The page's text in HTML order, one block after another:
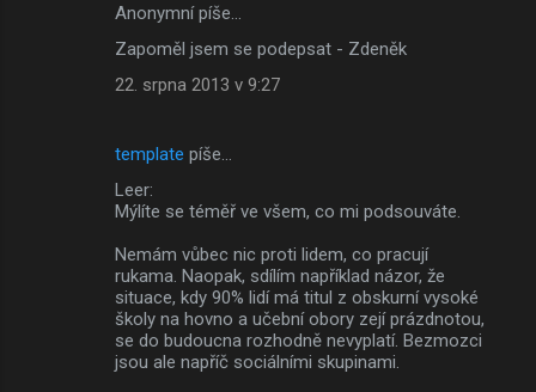
Anonymní píše…
Zapoměl jsem se podepsat - Zdeněk
22. srpna 2013 v 9:27
template píše…
Leer:
Mýlíte se téměř ve všem, co mi podsouváte.
Nemám vůbec nic proti lidem, co pracují
rukama. Naopak, sdílím například názor, že
situace, kdy 90% lidí má titul z obskurní vysoké
školy na hovno a učební obory zejí prázdnotou,
se do budoucna rozhodně nevyplatí. Bezmozci
jsou ale napříč sociálními skupinami.